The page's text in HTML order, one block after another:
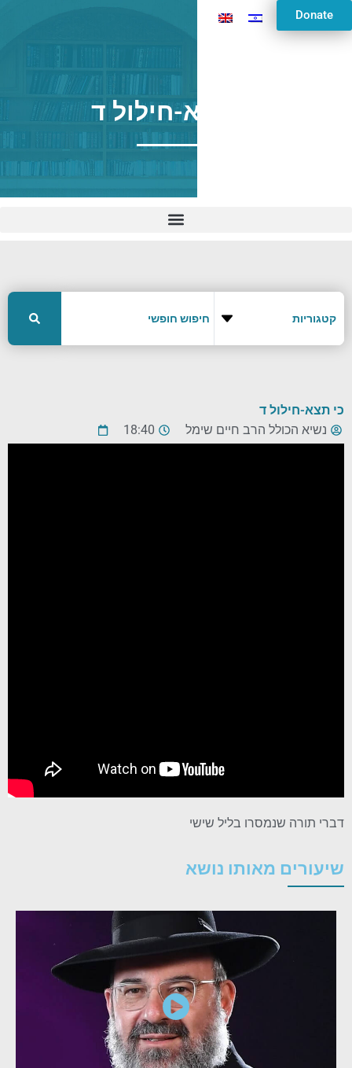
Donate
כי תצא-חילול ד
כי תצא-חילול ד
נשיא הכולל הרב חיים שימל
18:40
דברי תורה שנמסרו בליל שישי
שיעורים מאותו נושא